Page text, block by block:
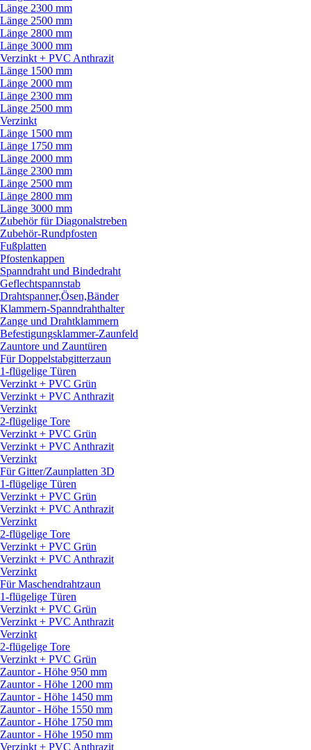
Länge 2300 mm
Länge 2500 mm
Länge 2800 mm
Länge 3000 mm
Verzinkt + PVC Anthrazit
Länge 1500 mm
Länge 2000 mm
Länge 2300 mm
Länge 2500 mm
Verzinkt
Länge 1500 mm
Länge 1750 mm
Länge 2000 mm
Länge 2300 mm
Länge 2500 mm
Länge 2800 mm
Länge 3000 mm
Zubehör für Diagonalstreben
Zubehör-Rundpfosten
Fußplatten
Pfostenkappen
Spanndraht und Bindedraht
Geflechtspannstab
Drahtspanner,Ösen,Bänder
Klammern-Spanndrahthalter
Zange und Drahtklammern
Befestigungsklammer-Zaunfeld
Zauntore und Zauntüren
Für Doppelstabgitterzaun
1-flügelige Türen
Verzinkt + PVC Grün
Verzinkt + PVC Anthrazit
Verzinkt
2-flügelige Tore
Verzinkt + PVC Grün
Verzinkt + PVC Anthrazit
Verzinkt
Für Gitter/Zaunplatten 3D
1-flügelige Türen
Verzinkt + PVC Grün
Verzinkt + PVC Anthrazit
Verzinkt
2-flügelige Tore
Verzinkt + PVC Grün
Verzinkt + PVC Anthrazit
Verzinkt
Für Maschendrahtzaun
1-flügelige Türen
Verzinkt + PVC Grün
Verzinkt + PVC Anthrazit
Verzinkt
2-flügelige Tore
Verzinkt + PVC Grün
Zauntor - Höhe 950 mm
Zauntor - Höhe 1200 mm
Zauntor - Höhe 1450 mm
Zauntor - Höhe 1550 mm
Zauntor - Höhe 1750 mm
Zauntor - Höhe 1950 mm
Verzinkt + PVC Anthrazit